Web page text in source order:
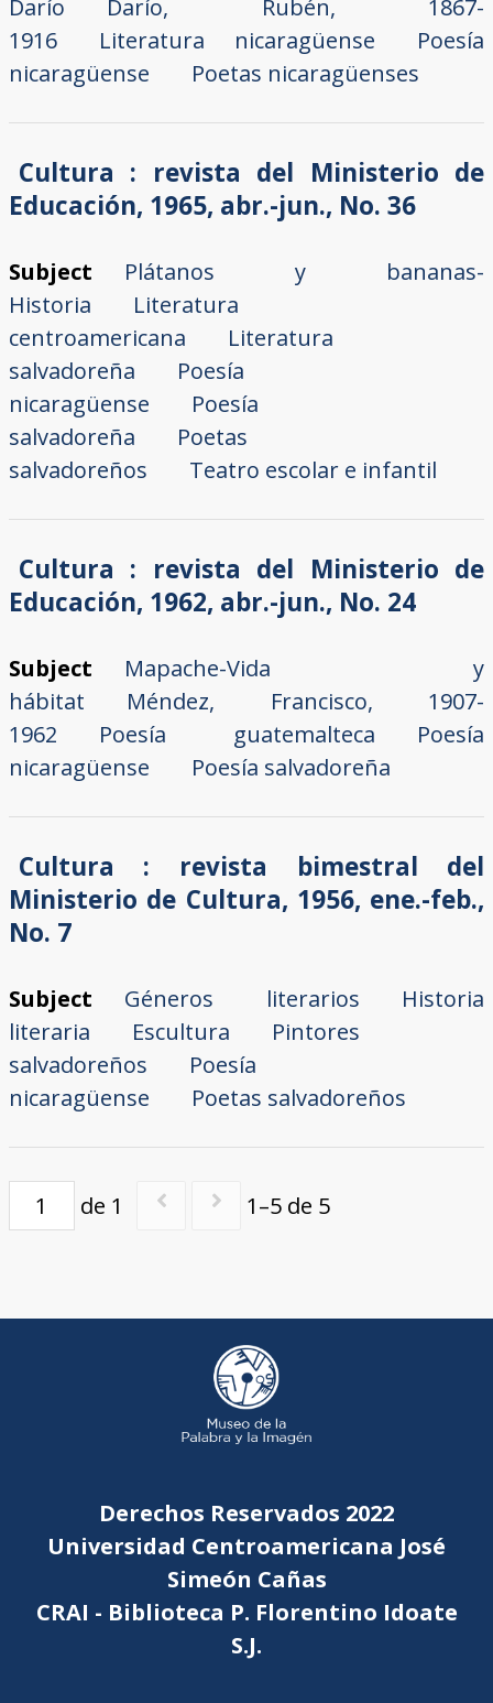
Darío
Darío, Rubén, 1867-
1916
Literatura nicaragüense
Poesía
nicaragüense
Poetas nicaragüenses
Cultura : revista del Ministerio de
Educación, 1965, abr.-jun., No. 36
Subject
Plátanos y bananas-
Historia
Literatura
centroamericana
Literatura
salvadoreña
Poesía
nicaragüense
Poesía
salvadoreña
Poetas
salvadoreños
Teatro escolar e infantil
Cultura : revista del Ministerio de
Educación, 1962, abr.-jun., No. 24
Subject
Mapache-Vida y
hábitat
Méndez, Francisco, 1907-
1962
Poesía guatemalteca
Poesía
nicaragüense
Poesía salvadoreña
Cultura : revista bimestral del
Ministerio de Cultura, 1956, ene.-feb.,
No. 7
Subject Géneros literarios
Historia
literaria
Escultura
Pintores
salvadoreños
Poesía
nicaragüense
Poetas salvadoreños
de 1 1–5 de 5
Derechos Reservados 2022
Universidad Centroamericana José
Simeón Cañas
CRAI - Biblioteca P. Florentino Idoate
S.J.